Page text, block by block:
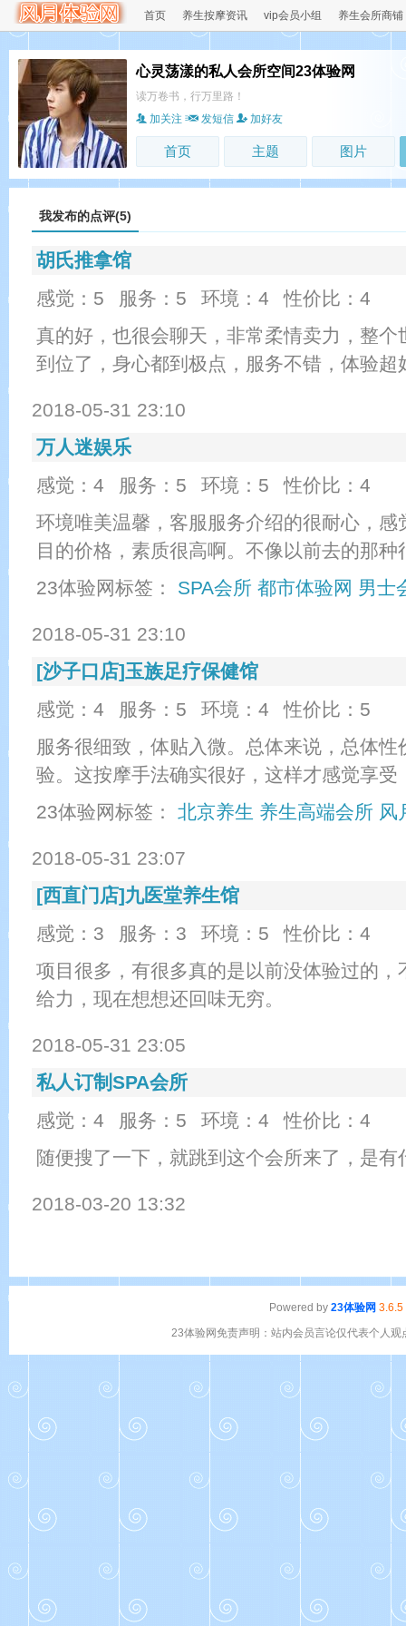
首页 养生按摩资讯 vip会员小组 养生会所商铺
心灵荡漾的私人会所空间23体验网
读万卷书，行万里路！
加关注
发短信 加好友
首页 主题 图片
我发布的点评(5)
胡氏推拿馆
感觉：5
服务：5 环境：4
性价比：4
真的好，也很会聊天，非常柔情卖力，整
到位了，身心都到极点，服务不错，体验超
2018-05-31 23:10
万人迷娱乐
感觉：4
服务：5 环境：5
性价比：4
环境唯美温馨，客服服务介绍的很耐心，
目的价格，素质很高啊。不像以前去的那种
23体验网标签： SPA会所 都市体验网 男士
2018-05-31 23:10
[沙子口店]玉族足疗保健馆
感觉：4
服务：5 环境：4
性价比：5
服务很细致，体贴入微。总体来说，总体
验。这按摩手法确实很好，这样才感觉享受
23体验网标签： 北京养生 养生高端会所 风
2018-05-31 23:07
[西直门店]九医堂养生馆
感觉：3
服务：3 环境：5
性价比：4
项目很多，有很多真的是以前没体验过的
给力，现在想想还回味无穷。
2018-05-31 23:05
私人订制SPA会所
感觉：4
服务：5 环境：4
性价比：4
随便搜了一下，就跳到这个会所来了，是
2018-03-20 13:32
Powered by 23体验网 3.6.5
23体验网免责声明：站内会员言论仅代表个人